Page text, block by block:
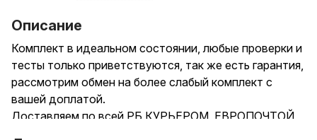
Описание
Комплект в идеальном состоянии, любые проверки и
тесты только приветствуются, так же есть гарантия,
рассмотрим обмен на более слабый комплект с
вашей доплатой.
Доставляем по всей РБ КУРЬЕРОМ, ЕВРОПОЧТОЙ,